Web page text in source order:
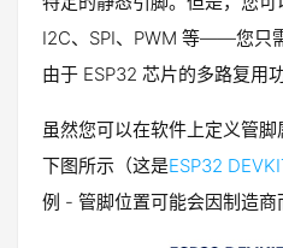
I2C、SPI、PWM 等——您只
由于 ESP32 芯片的多路复用
虽然您可以在软件上定义管
下图所示（这是ESP32
例 - 管脚位置可能会因制造商